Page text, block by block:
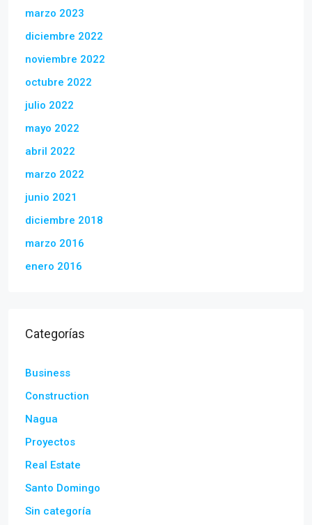
marzo 2023
diciembre 2022
noviembre 2022
octubre 2022
julio 2022
mayo 2022
abril 2022
marzo 2022
junio 2021
diciembre 2018
marzo 2016
enero 2016
Categorías
Business
Construction
Nagua
Proyectos
Real Estate
Santo Domingo
Sin categoría